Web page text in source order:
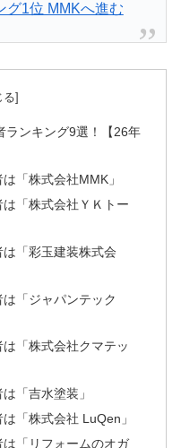
グ1位 MMKへ進む
ランキング9選！【26年
「株式会社MMK」
「株式会社ＹＫトー
「彩玉建装株式会
「ジャパンテック
「株式会社クマテッ
「吉水塗装」
「株式会社 LuQen」
「リフォームのオガ